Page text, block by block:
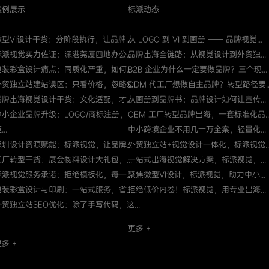
例展示
型VI设计干货：分阶段执行，让品牌...
派视觉实力佐证：深港莞厦四地办公...
装彩盒设计痛点：同质化严重，如何...
贸独立站建站误区：只看价格，忽略S...
牌出海视觉设计干货：文化适配，才...
企业品牌升级：LOGO/商标注册，
圳设计资源赋能：标派视觉，让品牌...
厂转型干货：展会物料设计大礼包，...
派视觉服务承诺：拒绝模板化，每一...
装彩盒设计与印刷：一站式服务，省...
独立站SEO优化：除了手写代码，这...
多 +
标派动态
从 LOGO 到 VI 到画册 —— 品牌视觉...
品牌出海全链路：从视觉设计到外贸独...
B2B 企业为什么一定要做品牌？三个现...
ODM 代工厂想做自主品牌？转型路径要
从画册到品牌书：品牌设计如何让宣传...
OEM 工厂转型品牌出海，一套标准化品
中小跨境企业不用几十万全案，轻量化...
外贸独立站+视觉设计一体化，标派视觉
一站式出海视觉解决方案，标派视觉，...
聚焦微型VI设计，标派视觉，助力中小...
拒绝低价内卷！标派视觉，用专业出海...
更多 +